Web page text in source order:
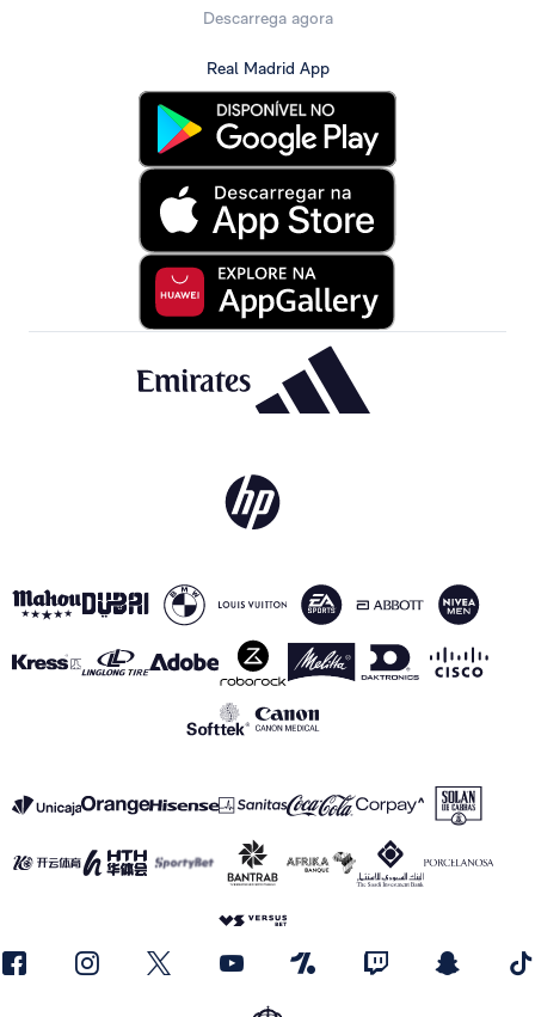
Descarrega agora
Real Madrid App